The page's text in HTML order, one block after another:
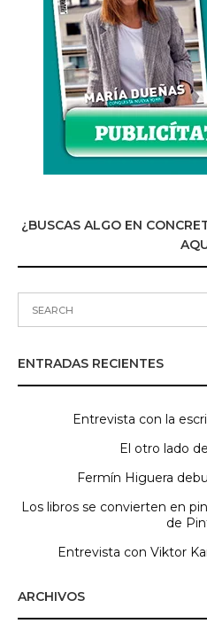
¿BUSCAS ALGO EN
ENTRADAS RECIENTES
Entrevista con la
El otro lado
Fermín Higuera
Los libros se convierten en
de
Entrevista con Viktor
ARCHIVOS